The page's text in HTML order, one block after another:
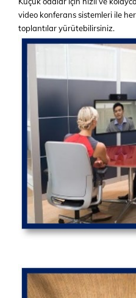
video konferans sistemleri ile
toplantılar yürütebilirsiniz.